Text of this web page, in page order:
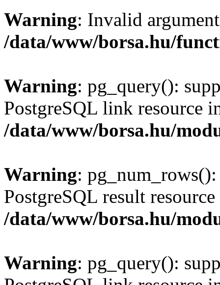
Warning: Invalid
/data/www/borsa.hu/
Warning: pg_query():
PostgreSQL link resource
/data/www/borsa.hu/
Warning:
PostgreSQL result
/data/www/borsa.hu/
Warning: pg_query():